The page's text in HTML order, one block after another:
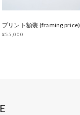
プリント額装 (framing price)
¥55,000